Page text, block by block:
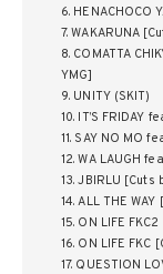
6. HENACHOCO
7. WAKARUNA
8. COMATTA
YMG]
9. UNITY (SKIT)
10. IT’S FRIDAY
11. SAY NO MO
12. WA LAUGH
13. JBIRLU [Cuts
14. ALL THE
15. ON LIFE
16. ON LIFE FKC
17. QUESTION